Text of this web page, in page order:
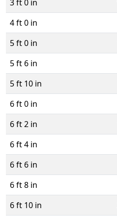
3 ft 0 in
4 ft 0 in
5 ft 0 in
5 ft 6 in
5 ft 10 in
6 ft 0 in
6 ft 2 in
6 ft 4 in
6 ft 6 in
6 ft 8 in
6 ft 10 in